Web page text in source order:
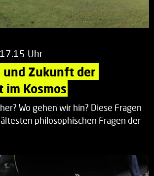
Uhr
und Zukunft der
im Kosmos
Wo gehen wir hin? Diese Fragen
philosophischen Fragen der